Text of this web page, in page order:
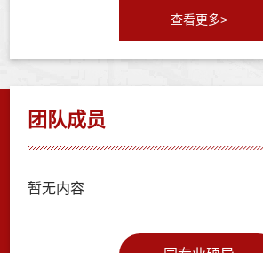
查看更多>
团队成员
暂无内容